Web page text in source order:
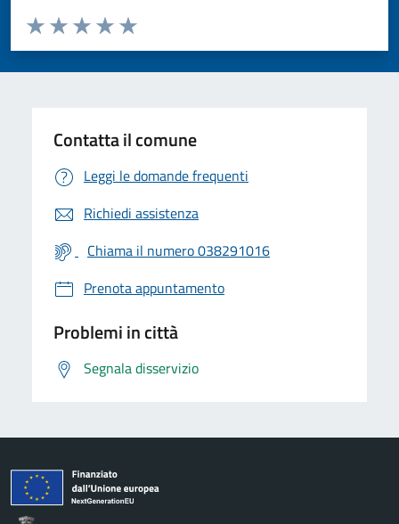
Valuta da 1 a 5 stelle la pagina
Valuta 5 stelle su 5
Valuta 4 stelle su 5
Valuta 3 stelle su 5
Valuta 2 stelle su 5
Valuta 1 stelle su 5
Contatta il comune
Leggi le domande frequenti
Richiedi assistenza
Chiama il numero 038291016
Prenota appuntamento
Problemi in città
Segnala disservizio